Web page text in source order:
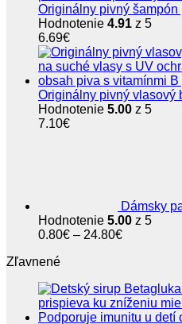
Originálny pivný
Hodnotenie 4.91 z 5
6.69€
Originálny pivný vlasový
Hodnotenie 5.00 z 5
7.10€
Dámsky
Hodnotenie 5.00 z 5
0.80€ – 24.80€Price
24.80€
Zľavnené